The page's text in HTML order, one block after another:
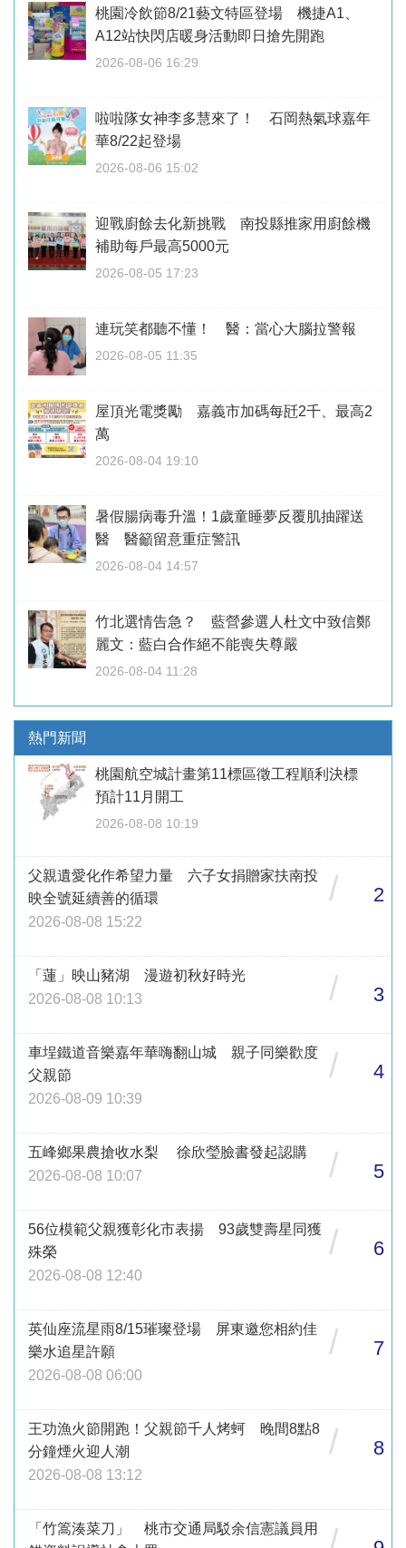
桃園冷飲節8/21藝文特區登場 機捷A1、
A12站快閃店暖身活動即日搶先開跑
2026-08-06 16:29
啦啦隊女神李多慧來了！ 石岡熱氣球嘉年
華8/22起登場
2026-08-06 15:02
迎戰廚餘去化新挑戰 南投縣推家用廚餘機
補助每戶最高5000元
2026-08-05 17:23
連玩笑都聽不懂！ 醫：當心大腦拉警報
2026-08-05 11:35
屋頂光電獎勵 嘉義市加碼每瓩2千、最高2
萬
2026-08-04 19:10
暑假腸病毒升溫！1歲童睡夢反覆肌抽躍送
醫 醫籲留意重症警訊
2026-08-04 14:57
竹北選情告急？ 藍營參選人杜文中致信鄭
麗文：藍白合作絕不能喪失尊嚴
2026-08-04 11:28
熱門新聞
桃園航空城計畫第11標區徵工程順利決標
預計11月開工
2026-08-08 10:19
父親遺愛化作希望力量 六子女捐贈家扶南投
映全號延續善的循環
2026-08-08 15:22
/ 2
「蓮」映山豬湖 漫遊初秋好時光
2026-08-08 10:13
/ 3
車埕鐵道音樂嘉年華嗨翻山城 親子同樂歡度
父親節
2026-08-09 10:39
/ 4
五峰鄉果農搶收水梨 徐欣瑩臉書發起認購
2026-08-08 10:07
/ 5
56位模範父親獲彰化市表揚 93歲雙壽星同獲
殊榮
2026-08-08 12:40
/ 6
英仙座流星雨8/15璀璨登場 屏東邀您相約佳
樂水追星許願
2026-08-08 06:00
/ 7
王功漁火節開跑！父親節千人烤蚵 晚間8點8
分鐘煙火迎人潮
2026-08-08 13:12
/ 8
「竹篙湊菜刀」 桃市交通局駁余信憲議員用